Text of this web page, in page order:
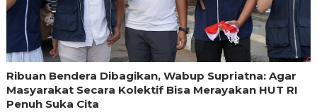
Ribuan Bendera Dibagikan, Wabup Supriatna: Agar
Masyarakat Secara Kolektif Bisa Merayakan HUT RI
Penuh Suka Cita